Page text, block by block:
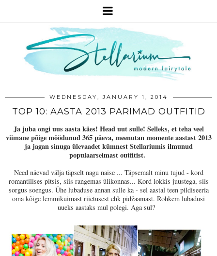
WEDNESDAY, JANUARY 1, 2014
TOP 10: AASTA 2013 PARIMAD OUTFITID
Ja juba ongi uus aasta käes! Head uut sulle! Selleks, et teha veel
viimane põige möödunud 365 päeva, meenutan momente aastast 2013
ja jagan sinuga ülevaadet kümnest Stellariumis ilmunud
populaarseimast outfitist.
Need näevad välja täpselt nagu naise ... Täpsemalt minu tujud - kord
romantilises pitsis, siis rangemas ülikonnas... Kord lokkis juustega, siis
sorgus soengus. Ühe lubaduse annan sulle ka - sel aastal teen pildiseeria
oma kõige lemmikuimast riietusest ehk pidžaamast. Rohkem lubadusi
uueks aastaks mul polegi. Aga sul?